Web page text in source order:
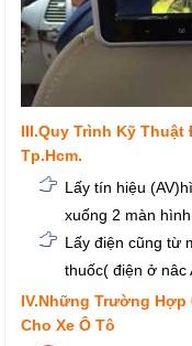
III.Quy Trình Kỹ Thuật
Tp.Hcm.
Lấy tín hiệu
xuống 2 màn
Lấy điện cũng từ
thuốc( điện ở nâc
IV.Những Trường
Cho Xe Ô Tô